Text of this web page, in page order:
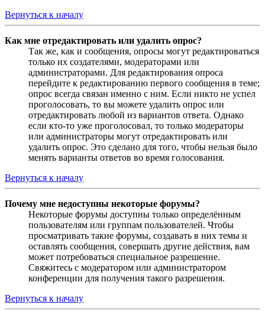
Вернуться к началу
Как мне отредактировать или удалить опрос?
Так же, как и сообщения, опросы могут редактироваться
только их создателями, модераторами или
администраторами. Для редактирования опроса
перейдите к редактированию первого сообщения в теме;
опрос всегда связан именно с ним. Если никто не успел
проголосовать, то вы можете удалить опрос или
отредактировать любой из вариантов ответа. Однако
если кто-то уже проголосовал, то только модераторы
или администраторы могут отредактировать или
удалить опрос. Это сделано для того, чтобы нельзя было
менять варианты ответов во время голосования.
Вернуться к началу
Почему мне недоступны некоторые форумы?
Некоторые форумы доступны только определённым
пользователям или группам пользователей. Чтобы
просматривать такие форумы, создавать в них темы и
оставлять сообщения, совершать другие действия, вам
может потребоваться специальное разрешение.
Свяжитесь с модератором или администратором
конференции для получения такого разрешения.
Вернуться к началу